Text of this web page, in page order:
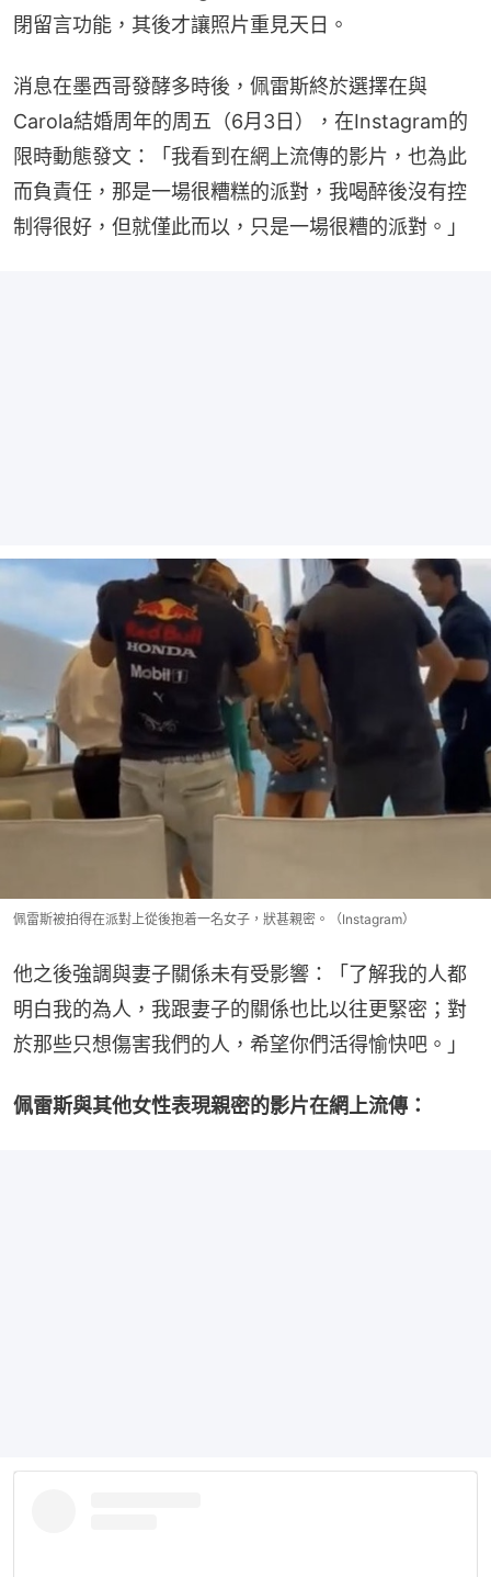
閉留言功能，其後才讓照片重見天日。
消息在墨西哥發酵多時後，佩雷斯終於選擇在與
Carola結婚周年的周五（6月3日），在Instagram的
限時動態發文：「我看到在網上流傳的影片，也為此
而負責任，那是一場很糟糕的派對，我喝醉後沒有控
制得很好，但就僅此而以，只是一場很糟的派對。」
佩雷斯被拍得在派對上從後抱着一名女子，狀甚親密。（Instagram）
他之後強調與妻子關係未有受影響：「了解我的人都
明白我的為人，我跟妻子的關係也比以往更緊密；對
於那些只想傷害我們的人，希望你們活得愉快吧。」
佩雷斯與其他女性表現親密的影片在網上流傳：